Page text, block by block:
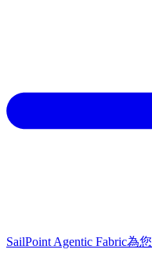
SailPoint Agentic Fabric為